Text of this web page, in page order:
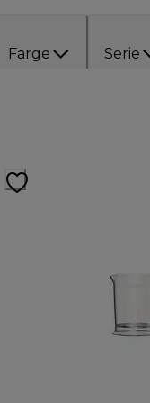
Farge Serie